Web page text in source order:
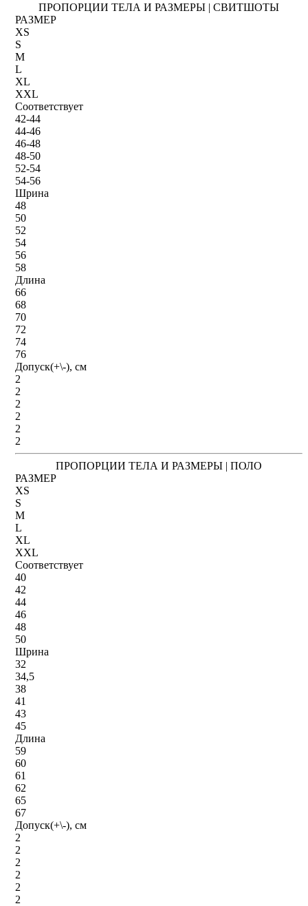
ПРОПОРЦИИ ТЕЛА И РАЗМЕРЫ | СВИТШОТЫ
РАЗМЕР
XS
S
M
L
XL
XXL
Соответствует
42-44
44-46
46-48
48-50
52-54
54-56
Шрина
48
50
52
54
56
58
Длина
66
68
70
72
74
76
Допуск(+\-), см
2
2
2
2
2
2
ПРОПОРЦИИ ТЕЛА И РАЗМЕРЫ | ПОЛО
РАЗМЕР
XS
S
M
L
XL
XXL
Соответствует
40
42
44
46
48
50
Шрина
32
34,5
38
41
43
45
Длина
59
60
61
62
65
67
Допуск(+\-), см
2
2
2
2
2
2